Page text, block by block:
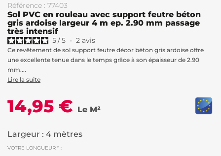
Référence : 77403
Sol PVC en rouleau avec support feutre béton
gris ardoise largeur 4 m ep. 2.90 mm passage
très intensif
5/5 - 2 avis
Ce revêtement de sol support feutre décor béton gris ardoise offre
une excellente tenue dans le temps grâce à son épaisseur de 2.90
mm....
Lire la suite
14,95 € Le M²
Largeur : 4 mètres
VOTRE LONGUEUR * :